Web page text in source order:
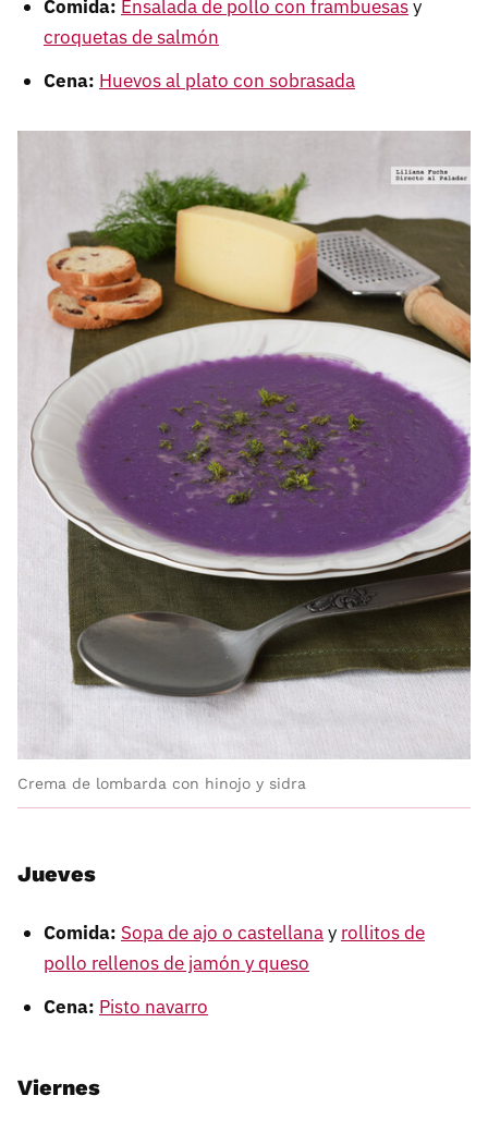
Comida: Ensalada de pollo con frambuesasy
croquetas de salmón
Cena: Huevos al plato con sobrasada
Crema de lombarda con hinojo y sidra
Jueves
Comida: Sopa de ajo o castellanay rollitos de
pollo rellenos de jamón y queso
Cena: Pisto navarro
Viernes